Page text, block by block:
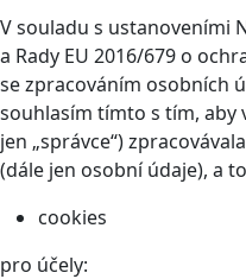
V souladu s ustanoveními
a Rady EU 2016/679 o
se zpracováním osobních
souhlasím tímto s tím, aby
jen „správce“)
(dále jen osobní údaje), a
cookies
pro účely: